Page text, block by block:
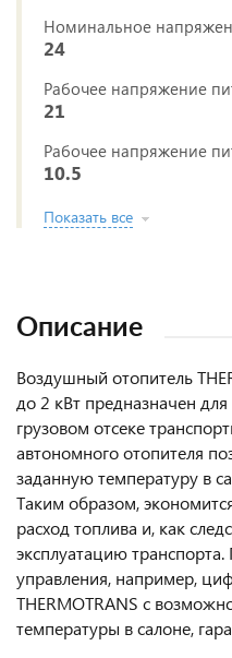
Номинальное
24
Рабочее напряжение
21
Рабочее напряжение
10.5
Показать все
Описание
Воздушный отопитель
до 2 кВт предназначен
грузовом отсеке
автономного отопителя
заданную температуру в
Таким образом,
расход топлива и, как
эксплуатацию
управления, например,
THERMOTRANS с
температуры в салоне,